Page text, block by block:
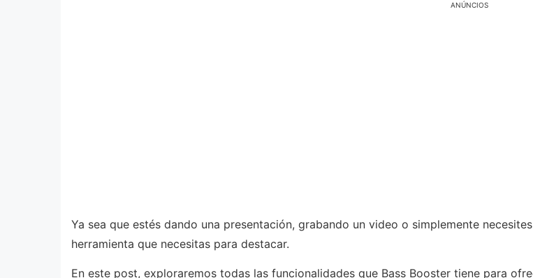
ANÚNCIOS
Ya sea que estés dando una presentación, grabando un video o simplemente
herramienta que necesitas para destacar.
En este post, exploraremos todas las funcionalidades que Bass Booster tiene para